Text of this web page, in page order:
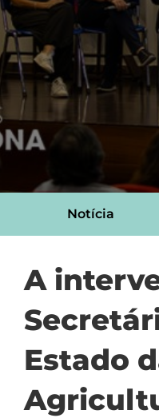
Notícia
A
Estado